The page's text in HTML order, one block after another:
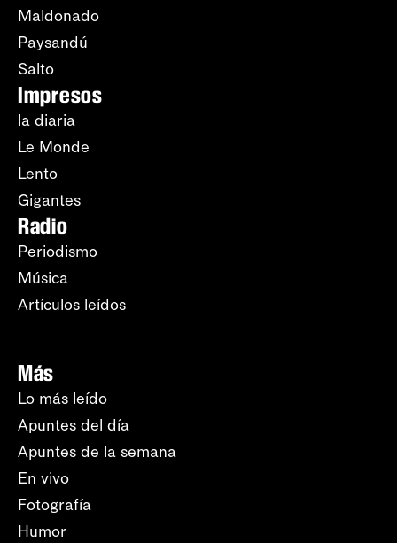
Maldonado
Paysandú
Salto
Impresos
la diaria
Le Monde
Lento
Gigantes
Radio
Periodismo
Música
Artículos leídos
Más
Lo más leído
Apuntes del día
Apuntes de la semana
En vivo
Fotografía
Humor